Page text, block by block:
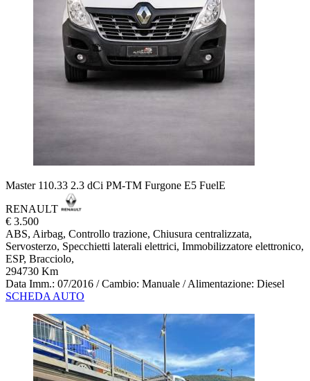
Master 110.33 2.3 dCi PM-TM Furgone E5 FuelE
RENAULT
€ 3.500
ABS, Airbag, Controllo trazione, Chiusura centralizzata,
Servosterzo, Specchietti laterali elettrici, Immobilizzatore elettronico,
ESP, Bracciolo,
294730 Km
Data Imm.: 07/2016 / Cambio: Manuale / Alimentazione: Diesel
SCHEDA AUTO